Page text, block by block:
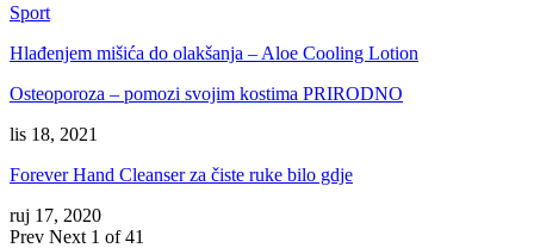
Sport
Hlađenjem mišića do olakšanja – Aloe Cooling Lotion
Osteoporoza – pomozi svojim kostima PRIRODNO
lis 18, 2021
Forever Hand Cleanser za čiste ruke bilo gdje
ruj 17, 2020
Prev Next 1 of 41